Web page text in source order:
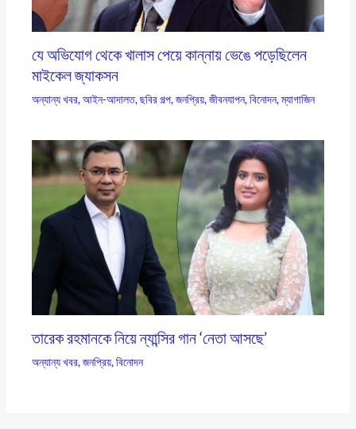
যে অভিযোগ থেকে খালাস পেয়ে কান্নায় ভেঙে পড়েছিলেন
মাইকেল জ্যাকসন
অন্যান্য খবর,আইন-আদালত,ছবির গল্প,জনপ্রিয়,জীবনযাপন,বিনোদন,ম্যাগাজিন
তারেক রহমানকে নিয়ে ন্যান্সির গান ‘নেতা আসছে’
অন্যান্য খবর,জনপ্রিয়,বিনোদন